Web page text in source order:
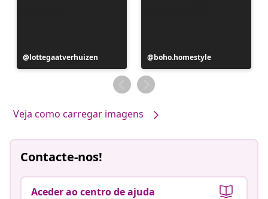
Postagem
publicada
lottegaatverhuizen
Postagem
publicada
por
boho.homestyle
Veja como carregar imagens
Contacte-nos!
Aceder ao centro de ajuda